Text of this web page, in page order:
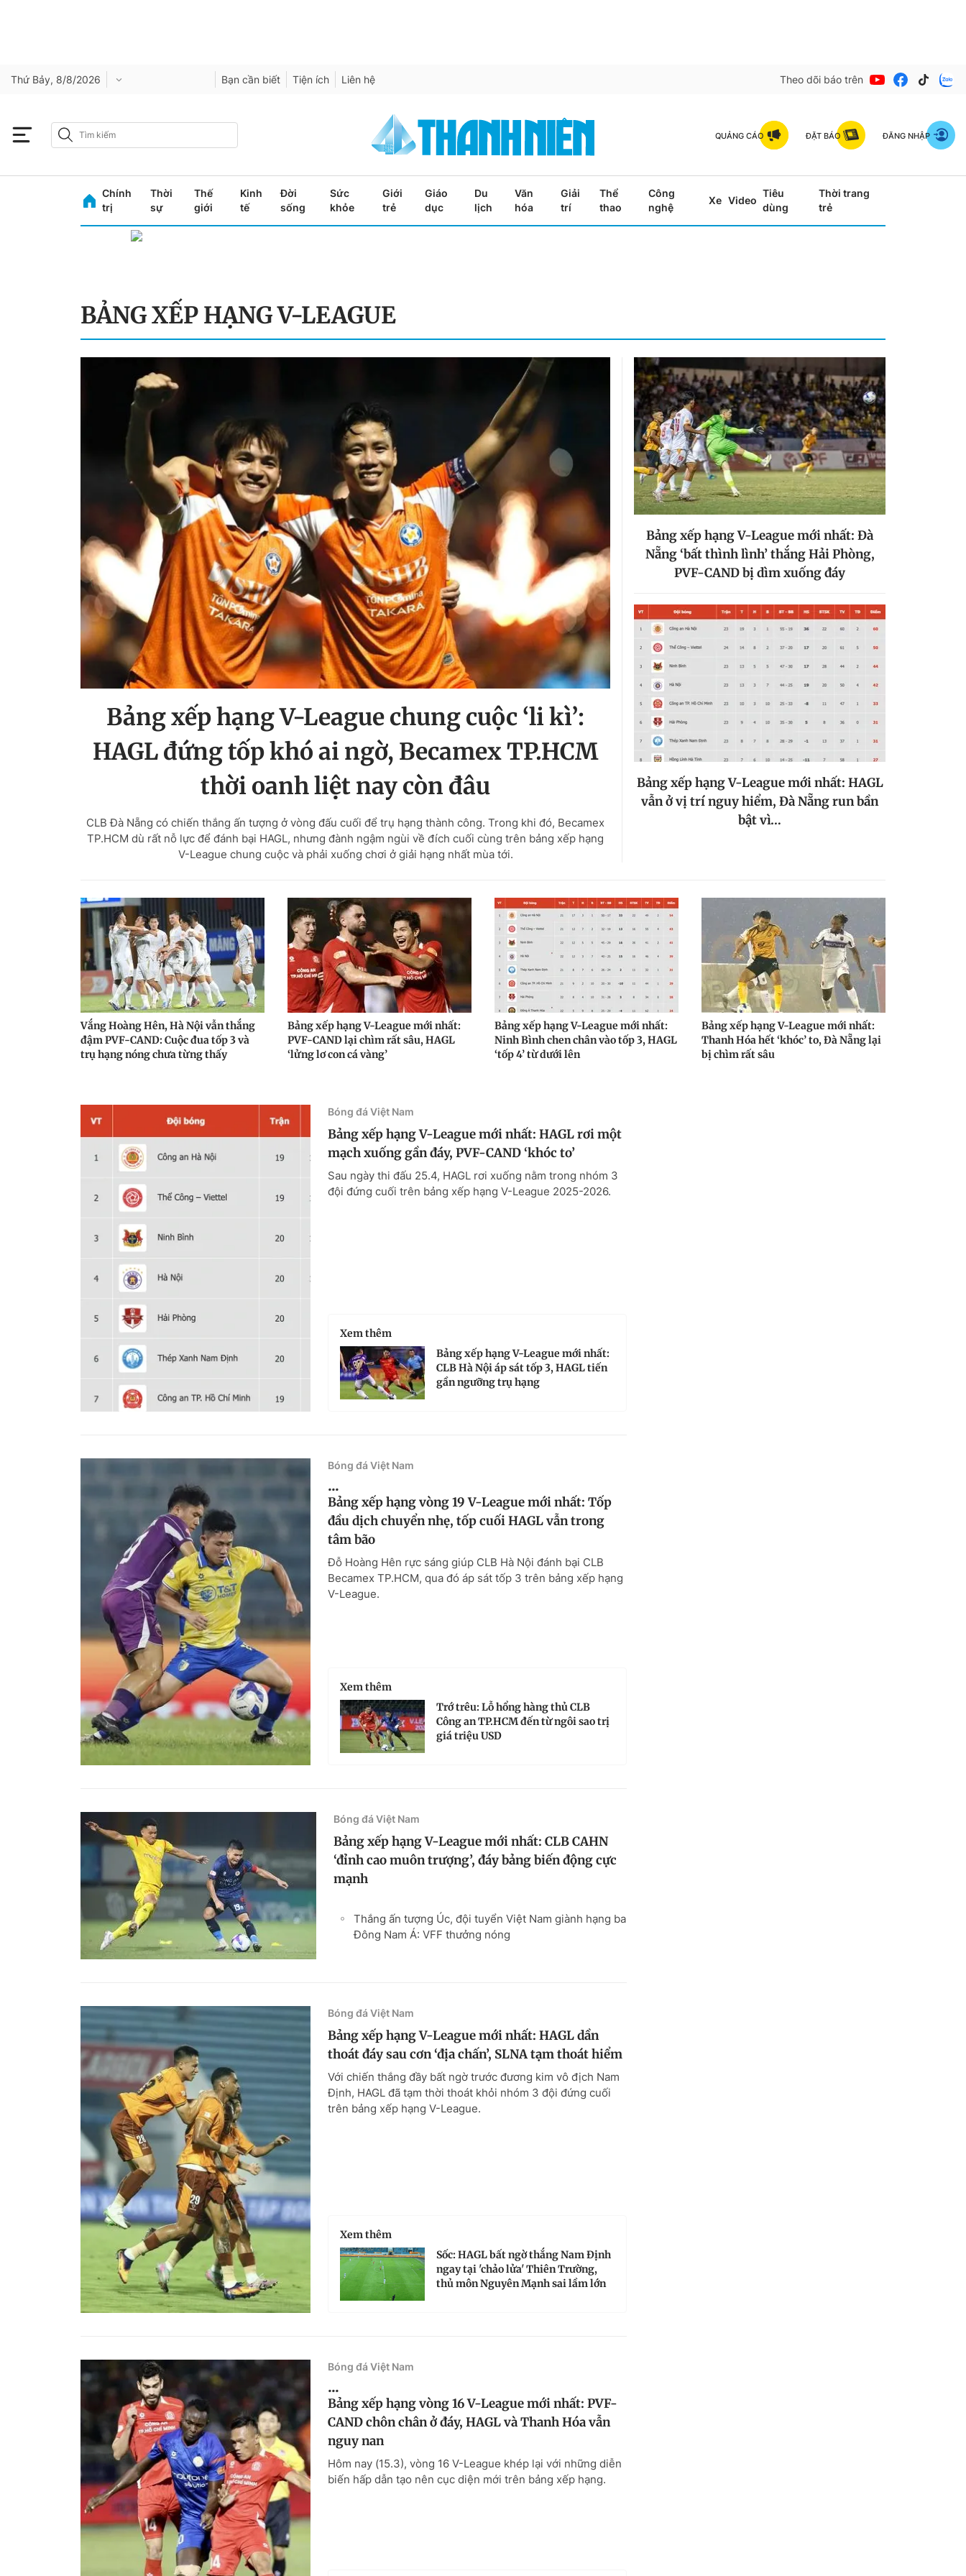
Thứ Bảy, 8/8/2026 Bạn cần biết Tiện ích Liên hệ Theo dõi báo trên
QUẢNG CÁO ĐẶT BÁO ĐĂNG NHẬP
Chính
trị
Thời
sự
Thế
giới
Kinh
tế
Đời
sống
Sức
khỏe
Giới
trẻ
Giáo
dục
Du
lịch
Văn
hóa
Giải
trí
Thể
thao
Công
nghệ
Xe Video
Tiêu
dùng
Thời trang
trẻ
BẢNG XẾP HẠNG V-LEAGUE
Bảng xếp hạng V-League chung cuộc ‘li kì’:
HAGL đứng tốp khó ai ngờ, Becamex TP.HCM
thời oanh liệt nay còn đâu
CLB Đà Nẵng có chiến thắng ấn tượng ở vòng đấu cuối để trụ hạng thành công. Trong khi đó, Becamex
TP.HCM dù rất nỗ lực để đánh bại HAGL, nhưng đành ngậm ngùi về đích cuối cùng trên bảng xếp hạng
V-League chung cuộc và phải xuống chơi ở giải hạng nhất mùa tới.
Bảng xếp hạng V-League mới nhất: Đà
Nẵng ‘bất thình lình’ thắng Hải Phòng,
PVF-CAND bị dìm xuống đáy
Bảng xếp hạng V-League mới nhất: HAGL
vẫn ở vị trí nguy hiểm, Đà Nẵng run bần
bật vì…
Vắng Hoàng Hên, Hà Nội vẫn thắng
đậm PVF-CAND: Cuộc đua tốp 3 và
trụ hạng nóng chưa từng thấy
Bảng xếp hạng V-League mới nhất:
PVF-CAND lại chìm rất sâu, HAGL
‘lửng lơ con cá vàng’
Bảng xếp hạng V-League mới nhất:
Ninh Bình chen chân vào tốp 3, HAGL
‘tốp 4’ từ dưới lên
Bảng xếp hạng V-League mới nhất:
Thanh Hóa hết ‘khóc’ to, Đà Nẵng lại
bị chìm rất sâu
Bóng đá Việt Nam
Bảng xếp hạng V-League mới nhất: HAGL rơi một
mạch xuống gần đáy, PVF-CAND ‘khóc to’
Sau ngày thi đấu 25.4, HAGL rơi xuống nằm trong nhóm 3
đội đứng cuối trên bảng xếp hạng V-League 2025-2026.
Xem thêm
Bảng xếp hạng V-League mới nhất:
CLB Hà Nội áp sát tốp 3, HAGL tiến
gần ngưỡng trụ hạng
Bóng đá Việt Nam
...
Bảng xếp hạng vòng 19 V-League mới nhất: Tốp
đầu dịch chuyển nhẹ, tốp cuối HAGL vẫn trong
tâm bão
Đỗ Hoàng Hên rực sáng giúp CLB Hà Nội đánh bại CLB
Becamex TP.HCM, qua đó áp sát tốp 3 trên bảng xếp hạng
V-League.
Xem thêm
Trớ trêu: Lỗ hổng hàng thủ CLB
Công an TP.HCM đến từ ngôi sao trị
giá triệu USD
Bóng đá Việt Nam
Bảng xếp hạng V-League mới nhất: CLB CAHN
‘đỉnh cao muôn trượng’, đáy bảng biến động cực
mạnh
Thắng ấn tượng Úc, đội tuyển Việt Nam giành hạng ba
Đông Nam Á: VFF thưởng nóng
Bóng đá Việt Nam
Bảng xếp hạng V-League mới nhất: HAGL dần
thoát đáy sau cơn ‘địa chấn’, SLNA tạm thoát hiểm
Với chiến thắng đầy bất ngờ trước đương kim vô địch Nam
Định, HAGL đã tạm thời thoát khỏi nhóm 3 đội đứng cuối
trên bảng xếp hạng V-League.
Xem thêm
Sốc: HAGL bất ngờ thắng Nam Định
ngay tại 'chảo lửa' Thiên Trường,
thủ môn Nguyên Mạnh sai lầm lớn
Bóng đá Việt Nam
...
Bảng xếp hạng vòng 16 V-League mới nhất: PVF-
CAND chôn chân ở đáy, HAGL và Thanh Hóa vẫn
nguy nan
Hôm nay (15.3), vòng 16 V-League khép lại với những diễn
biến hấp dẫn tạo nên cục diện mới trên bảng xếp hạng.